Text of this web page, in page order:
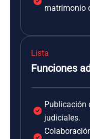
matrimonio
Lista
Funciones
Publicación
judiciales.